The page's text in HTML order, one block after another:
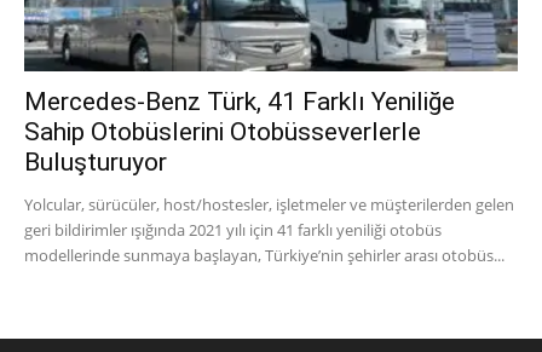
Mercedes-Benz Türk, 41 Farklı Yeniliğe
Sahip Otobüslerini Otobüsseverlerle
Buluşturuyor
Yolcular, sürücüler, host/hostesler, işletmeler ve müşterilerden gelen
geri bildirimler ışığında 2021 yılı için 41 farklı yeniliği otobüs
modellerinde sunmaya başlayan, Türkiye’nin şehirler arası otobüs...